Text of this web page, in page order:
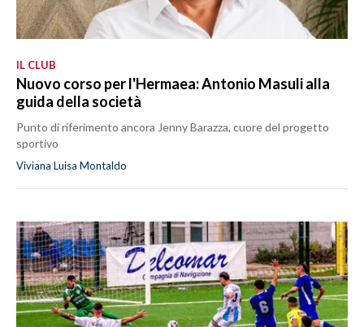
IL CLUB
Nuovo corso per l'Hermaea: Antonio Masuli alla
guida della società
Punto di riferimento ancora Jenny Barazza, cuore del progetto
sportivo
Viviana Luisa Montaldo